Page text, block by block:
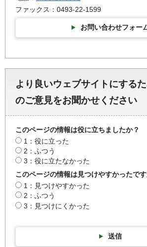
ファックス：0493-22-1599
お問い合わせフォー
より良いウェブサイトにする
のご意見をお聞かせください
このページの情報は役に立ちましたか？
1：役に立った
2：ふつう
3：役に立たなかった
このページの情報は見つけやすかったです
1：見つけやすかった
2：ふつう
3：見つけにくかった
送信